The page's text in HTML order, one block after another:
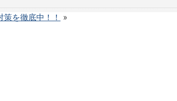
策を徹底中！！ »